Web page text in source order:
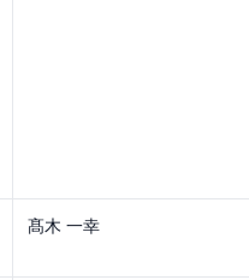
髙木 一幸